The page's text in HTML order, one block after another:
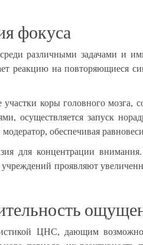
фокуса
различными задачами и
реакцию на
коры головного мозга,
осуществляется запуск
обеспечивая
для концентрации
проявляют
ЦНС, дающим